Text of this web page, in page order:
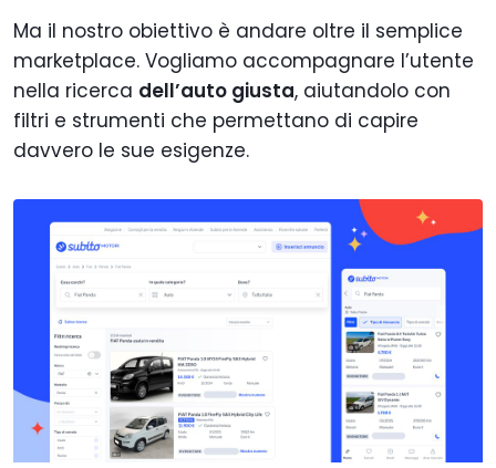
Ma il nostro obiettivo è andare oltre il semplice
marketplace. Vogliamo accompagnare l’utente
nella ricerca dell’auto giusta, aiutandolo con
filtri e strumenti che permettano di capire
davvero le sue esigenze.